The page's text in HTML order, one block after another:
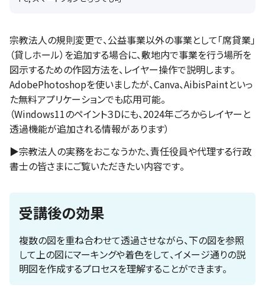
宗教法人の規則変更で、公益事業以外の事業として「席貸業」
（貸しホール）を追加する場合に、敷地内で事業を行う場所を
図示するための作図方法を、レイヤー操作で説明します。
AdobePhotoshopを使いましたが、Canva、AibisPaintといっ
た無料アプリケーションでも応用可能。
（Windows11のペイント３Dにも、2024年ごろからレイヤーと
透過機能が追加される情報があります）
▶宗教法人の実務をおこなうかた、責任役員や代理する行政
書士の皆さまにご覧いただきたい内容です。
受講後の効果
複数の図を重ね合わせて透過させながら、下の図を参照
して上の図にマーキングや着色をして、イメージ通りの説
明図を作成するプロセスを理解することができます。